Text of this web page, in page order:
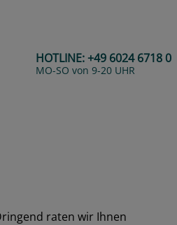
HOTLINE:+49 6024 6718 0
MO-SO von 9-20 UHR
raten wir Ihnen